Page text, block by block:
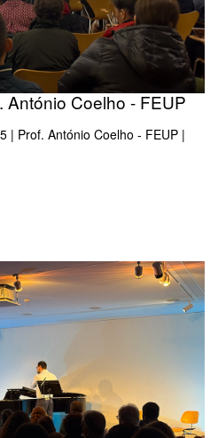
António Coelho - FEUP
| Prof. António Coelho - FEUP |